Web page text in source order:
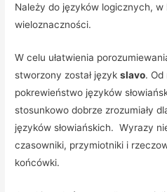
Należy do języków logicznych,
wieloznaczności.
W celu ułatwienia
stworzony został językslavo.
pokrewieństwo języków
stosunkowo dobrze zrozumiały
języków słowiańskich. Wyrazy
czasowniki, przymiotniki i
końcówki.